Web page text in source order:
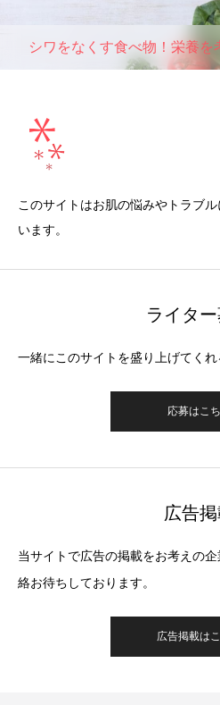
シワをなくす食べ物！栄養を
このサイトはお肌の悩みやトラブ
います。
ライタ
一緒にこのサイトを盛り上げてくれ
応募はこ
広告
当サイトで広告の掲載をお考えの
絡お待ちしております。
広告掲載は